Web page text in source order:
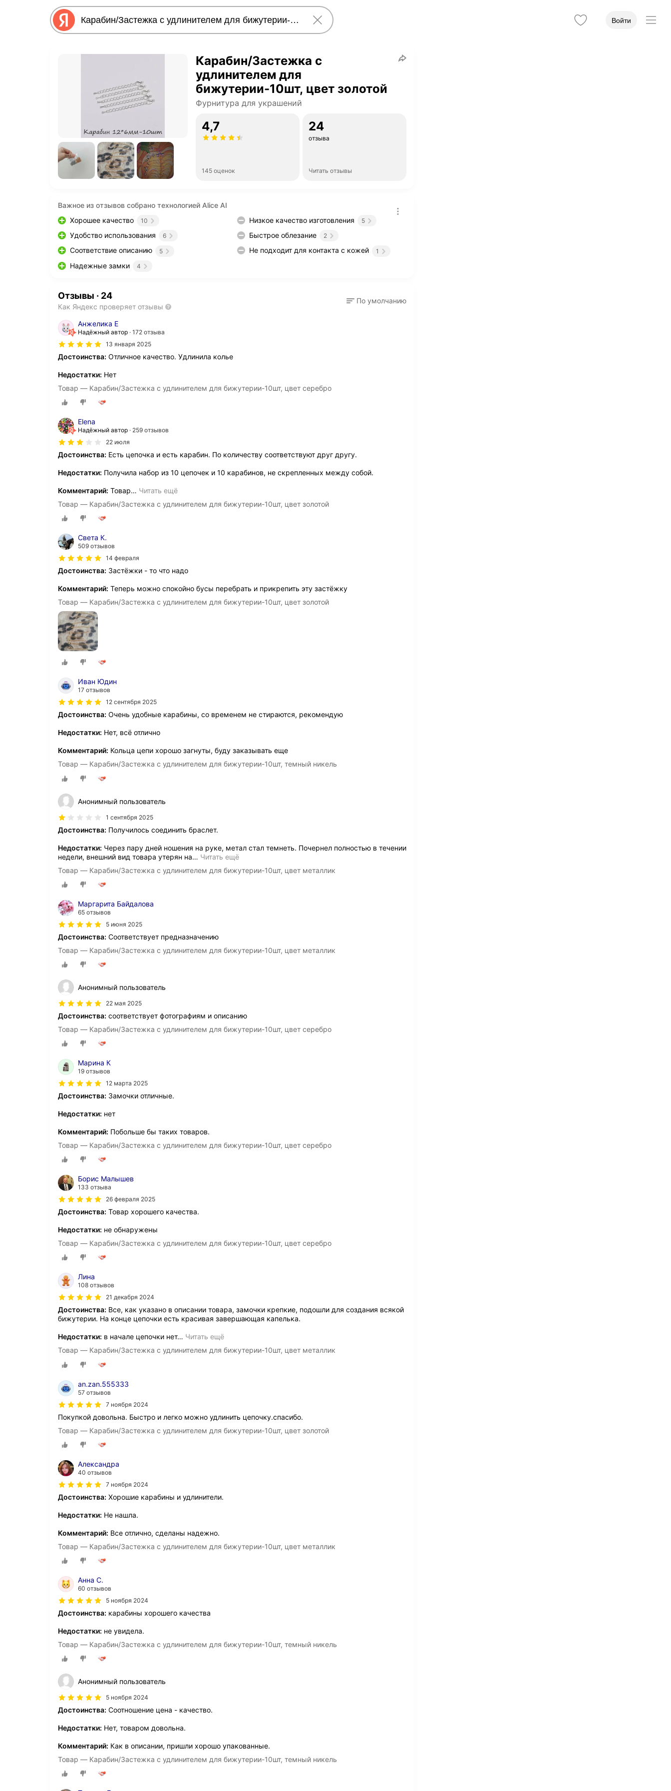
Войти
Карабин/Застежка с
удлинителем для
бижутерии-10шт, цвет золотой
Фурнитура для украшений
4,7
145 оценок
24
отзыва
Читать отзывы
Важное из отзывов собрано технологией Alice AI
Хорошее качество
10
Удобство использования 6
Соответствие описанию 5
Надежные замки 4
Низкое качество изготовления 5
Быстрое облезание 2
Не подходит для контакта с кожей 1
Отзывы · 24
Как Яндекс проверяет отзывы
По умолчанию
Анжелика Е
Надёжный автор 172 отзыва
13 января 2025
Достоинства: Отличное качество. Удлинила колье
Недостатки: Нет
Товар — Карабин/Застежка с удлинителем для бижутерии-10шт, цвет серебро
Elena
Надёжный автор
259 отзывов
22 июля
Достоинства: Есть цепочка и есть карабин. По количеству соответствуют друг другу.
Недостатки: Получила набор из 10 цепочек и 10 карабинов, не скрепленных между собой.
Комментарий: Товар… Читать ещё
Товар — Карабин/Застежка с удлинителем для бижутерии-10шт, цвет золотой
Света К.
509 отзывов
14 февраля
Достоинства: Застёжки - то что надо
Комментарий: Теперь можно спокойно бусы перебрать и прикрепить эту застёжку
Товар — Карабин/Застежка с удлинителем для бижутерии-10шт, цвет золотой
Иван Юдин
17 отзывов
12 сентября 2025
Достоинства: Очень удобные карабины, со временем не стираются, рекомендую
Недостатки: Нет, всё отлично
Комментарий: Кольца цепи хорошо загнуты, буду заказывать еще
Товар — Карабин/Застежка с удлинителем для бижутерии-10шт, темный никель
Анонимный пользователь
1 сентября 2025
Достоинства: Получилось соединить браслет.
Недостатки: Через пару дней ношения на руке, метал стал темнеть. Почернел полностью в течении
недели, внешний вид товара утерян на… Читать ещё
Товар — Карабин/Застежка с удлинителем для бижутерии-10шт, цвет металлик
Маргарита Байдалова
65 отзывов
5 июня 2025
Достоинства: Соответствует предназначению
Товар — Карабин/Застежка с удлинителем для бижутерии-10шт, цвет металлик
Анонимный пользователь
22 мая 2025
Достоинства: соответствует фотографиям и описанию
Товар — Карабин/Застежка с удлинителем для бижутерии-10шт, цвет серебро
Марина К
19 отзывов
12 марта 2025
Достоинства: Замочки отличные.
Недостатки: нет
Комментарий: Побольше бы таких товаров.
Товар — Карабин/Застежка с удлинителем для бижутерии-10шт, цвет серебро
Борис Малышев
133 отзыва
26 февраля 2025
Достоинства: Товар хорошего качества.
Недостатки: не обнаружены
Товар — Карабин/Застежка с удлинителем для бижутерии-10шт, цвет серебро
Лина
108 отзывов
21 декабря 2024
Достоинства: Все, как указано в описании товара, замочки крепкие, подошли для создания всякой
бижутерии. На конце цепочки есть красивая завершающая капелька.
Недостатки: в начале цепочки нет… Читать ещё
Товар — Карабин/Застежка с удлинителем для бижутерии-10шт, цвет металлик
an.zan.555333
57 отзывов
7 ноября 2024
Покупкой довольна. Быстро и легко можно удлинить цепочку.спасибо.
Товар — Карабин/Застежка с удлинителем для бижутерии-10шт, цвет золотой
Александра
40 отзывов
7 ноября 2024
Достоинства: Хорошие карабины и удлинители.
Недостатки: Не нашла.
Комментарий: Все отлично, сделаны надежно.
Товар — Карабин/Застежка с удлинителем для бижутерии-10шт, цвет металлик
Анна С.
60 отзывов
5 ноября 2024
Достоинства: карабины хорошего качества
Недостатки: не увидела.
Товар — Карабин/Застежка с удлинителем для бижутерии-10шт, темный никель
Анонимный пользователь
5 ноября 2024
Достоинства: Соотношение цена - качество.
Недостатки: Нет, товаром довольна.
Комментарий: Как в описании, пришли хорошо упакованные.
Товар — Карабин/Застежка с удлинителем для бижутерии-10шт, темный никель